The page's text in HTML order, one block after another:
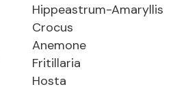
Hippeastrum-Amaryllis
Crocus
Anemone
Fritillaria
Hosta